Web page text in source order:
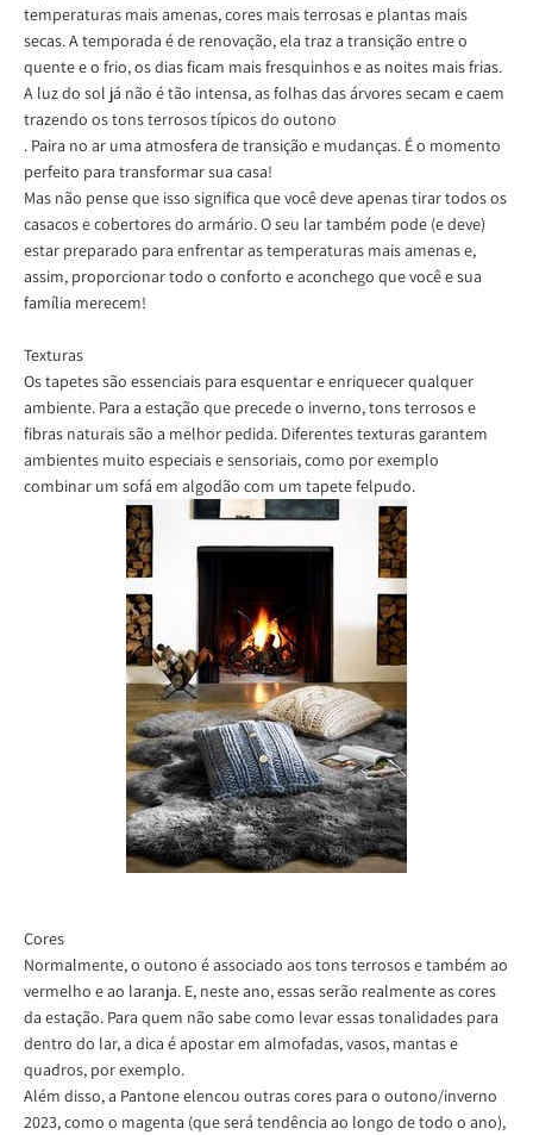
temperaturas mais amenas, cores mais terrosas e plantas mais
secas.A temporada é de renovação, ela traz a transição entre o
quente e o frio, os dias ficam mais fresquinhos e as noites mais frias.
A luz do sol já não é tão intensa,as folhas das árvores secam e caem
trazendo os tons terrosos típicos do outono
. Paira no ar uma atmosfera de transição e mudanças. É o momento
perfeito para transformar sua casa!
Mas não pense que isso significa que você deve apenas tirar todos os
casacos e cobertores do armário. O seu lar também pode (e deve)
estar preparado para enfrentar as temperaturas mais amenas e,
assim, proporcionar todo o conforto e aconchego que você e sua
família merecem!
Texturas
Os tapetes são essenciais para esquentar e enriquecer qualquer
ambiente. Para a estação que precede o inverno, tons terrosos e
fibras naturais são a melhor pedida. Diferentes texturas garantem
ambientes muito especiais e sensoriais, como por exemplo
combinar um sofá em algodão com um tapete felpudo.
Cores
Normalmente, o outono é associado aos tons terrosos e também ao
vermelho e ao laranja. E, neste ano, essas serão realmente as cores
da estação. Para quem não sabe como levar essas tonalidades para
dentro do lar, a dica é apostar em almofadas, vasos, mantas e
quadros, por exemplo.
Além disso, a Pantone elencou outras cores para o outono/inverno
2023, como o magenta (que será tendência ao longo de todo o ano),